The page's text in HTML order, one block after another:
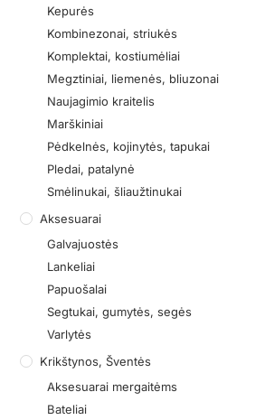
Kepurės
Kombinezonai, striukės
Komplektai, kostiumėliai
Megztiniai, liemenės, bliuzonai
Naujagimio kraitelis
Marškiniai
Pėdkelnės, kojinytės, tapukai
Pledai, patalynė
Smėlinukai, šliaužtinukai
Aksesuarai
Galvajuostės
Lankeliai
Papuošalai
Segtukai, gumytės, segės
Varlytės
Krikštynos, Šventės
Aksesuarai mergaitėms
Bateliai